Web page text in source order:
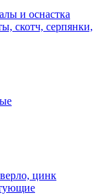
и оснастка
скотч, серпянки,
цинк